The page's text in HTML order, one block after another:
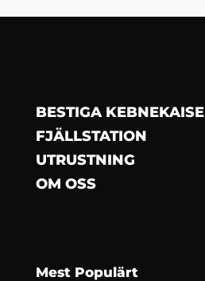
BESTIGA KEBNEKAISE
FJÄLLSTATION
UTRUSTNING
OM OSS
Mest Populärt